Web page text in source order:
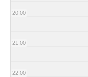
20:00
21:00
22:00